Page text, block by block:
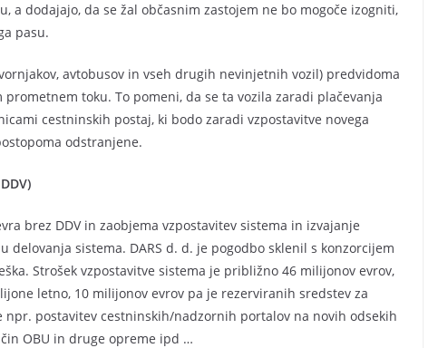
a dodajajo, da se žal občasnim zastojem ne bo mogoče izogniti,
pasu.
avtobusov in vseh drugih nevinjetnih vozil) predvidoma
toku. To pomeni, da se ta vozila zaradi plačevanja
cestninskih postaj, ki bodo zaradi vzpostavitve novega
odstranjene.
brez DDV in zaobjema vzpostavitev sistema in izvajanje
sistema. DARS d. d. je pogodbo sklenil s konzorcijem
Strošek vzpostavitve sistema je približno 46 milijonov evrov,
letno, 10 milijonov evrov pa je rezerviranih sredstev za
postavitev cestninskih/nadzornih portalov na novih odsekih
OBU in druge opreme ipd …